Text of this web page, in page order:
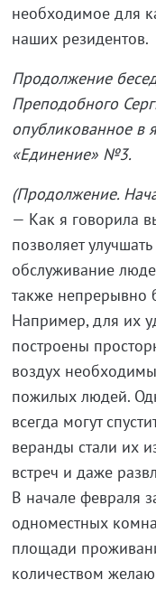
необходимое для
наших резидентов.
Продолжение
Преподобного
опубликованное в
«Единение» №3.
(Продолжение.
— Как я говорила
позволяет
обслуживание
также непрерывно
Например, для их
построены
воздух
пожилых людей.
всегда могут
веранды стали их
встреч и даже
В начале февраля
одноместных
площади
количеством